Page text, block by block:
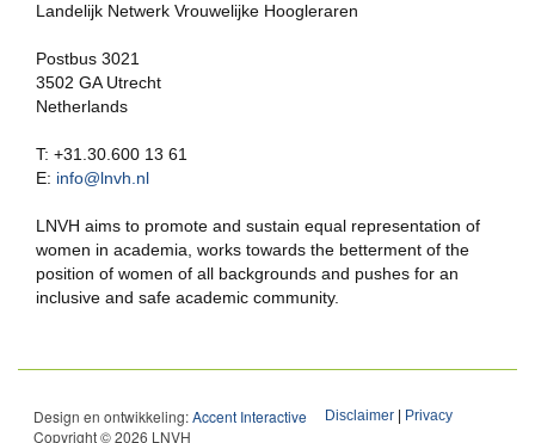
Landelijk Netwerk Vrouwelijke Hoogleraren
Postbus 3021
3502 GA Utrecht
Netherlands
T: +31.30.600 13 61
E: info@lnvh.nl
LNVH aims to promote and sustain equal representation of
women in academia, works towards the betterment of the
position of women of all backgrounds and pushes for an
inclusive and safe academic community.
Design en ontwikkeling:Accent Interactive
Copyright © 2026 LNVH
Disclaimer Privacy